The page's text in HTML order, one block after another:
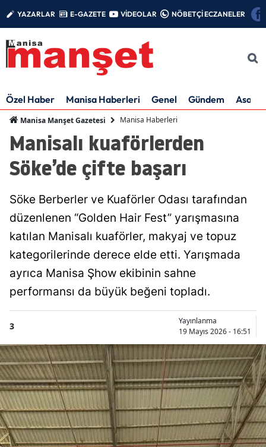
YAZARLAR E-GAZETE VİDEOLAR NÖBETÇİ ECZANELER
Özel Haber Manisa Haberleri Genel Gündem Asayiş
Manisa Manşet Gazetesi Manisa Haberleri
Manisalı kuaförlerden
Söke’de çifte başarı
Söke Berberler ve Kuaförler Odası tarafından
düzenlenen “Golden Hair Fest” yarışmasına
katılan Manisalı kuaförler, makyaj ve topuz
kategorilerinde derece elde etti. Yarışmada
ayrıca Manisa Şhow ekibinin sahne
performansı da büyük beğeni topladı.
3
Yayınlanma
19 Mayıs 2026 - 16:51